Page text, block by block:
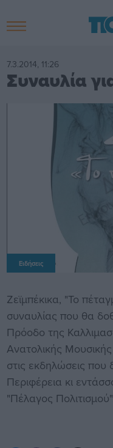
7.3.2014, 11:26
Συναυλία
Ειδήσεις
Ζεϊμπέκικα, "Το
συναυλίας που θα
Πρόοδο της
Ανατολικής
στις εκδηλώσεις που
Περιφέρεια κι
"Πέλαγος